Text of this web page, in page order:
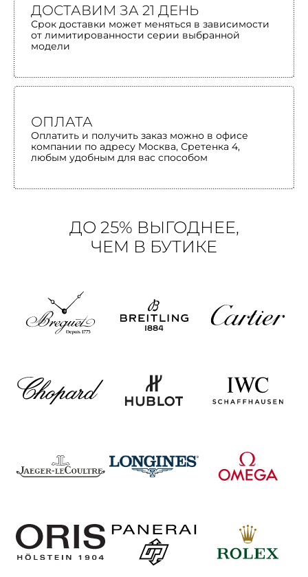
ДОСТАВИМ ЗА 21 ДЕНЬ
Срок доставки может меняться в зависимости
от лимитированности серии выбранной
модели
ОПЛАТА
Оплатить и получить заказ можно в офисе
компании по адресу Москва, Сретенка 4,
любым удобным для вас способом
ДО 25% ВЫГОДНЕЕ,
ЧЕМ В БУТИКЕ